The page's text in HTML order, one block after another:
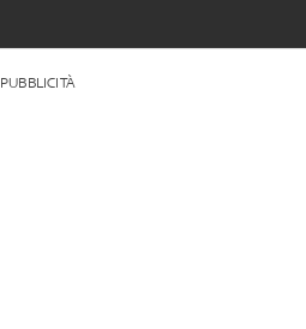
PUBBLICITÀ